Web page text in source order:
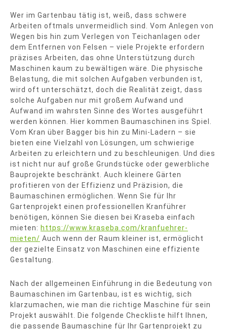
Wer im Gartenbau tätig ist, weiß, dass schwere
Arbeiten oftmals unvermeidlich sind. Vom Anlegen von
Wegen bis hin zum Verlegen von Teichanlagen oder
dem Entfernen von Felsen – viele Projekte erfordern
präzises Arbeiten, das ohne Unterstützung durch
Maschinen kaum zu bewältigen wäre. Die physische
Belastung, die mit solchen Aufgaben verbunden ist,
wird oft unterschätzt, doch die Realität zeigt, dass
solche Aufgaben nur mit großem Aufwand und
Aufwand im wahrsten Sinne des Wortes ausgeführt
werden können. Hier kommen Baumaschinen ins Spiel.
Vom Kran über Bagger bis hin zu Mini-Ladern – sie
bieten eine Vielzahl von Lösungen, um schwierige
Arbeiten zu erleichtern und zu beschleunigen. Und dies
ist nicht nur auf große Grundstücke oder gewerbliche
Bauprojekte beschränkt. Auch kleinere Gärten
profitieren von der Effizienz und Präzision, die
Baumaschinen ermöglichen. Wenn Sie für Ihr
Gartenprojekt einen professionellen Kranführer
benötigen, können Sie diesen bei Kraseba einfach
mieten: https://www.kraseba.com/kranfuehrer-
mieten/ Auch wenn der Raum kleiner ist, ermöglicht
der gezielte Einsatz von Maschinen eine effiziente
Gestaltung.
Nach der allgemeinen Einführung in die Bedeutung von
Baumaschinen im Gartenbau, ist es wichtig, sich
klarzumachen, wie man die richtige Maschine für sein
Projekt auswählt. Die folgende Checkliste hilft Ihnen,
die passende Baumaschine für Ihr Gartenprojekt zu